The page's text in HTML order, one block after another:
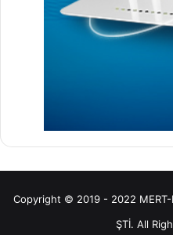
Copyright © 2019 - 2022 MERT-
ŞTİ. All